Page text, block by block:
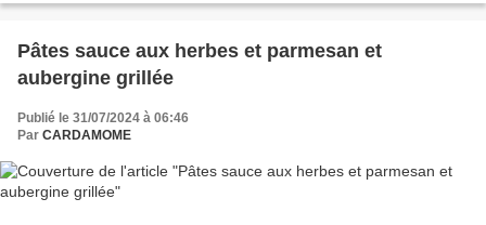
Pâtes sauce aux herbes et parmesan et
aubergine grillée
Publié le 31/07/2024 à 06:46
Par CARDAMOME